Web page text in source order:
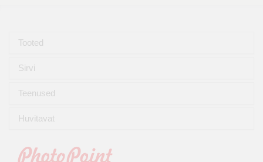
Tooted
Sirvi
Teenused
Huvitavat